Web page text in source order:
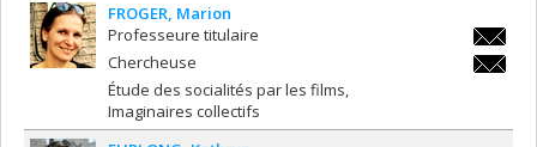
FROGER Marion
Professeure titulaire
Chercheuse
Étude des socialités par les films
Imaginaires collectifs